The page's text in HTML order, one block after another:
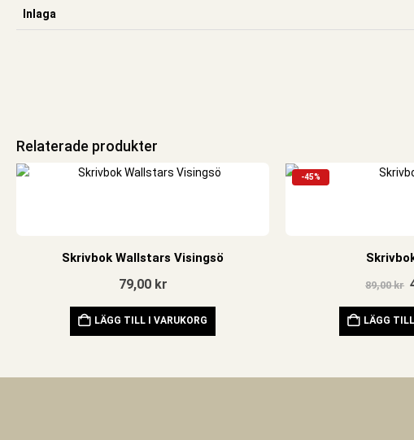
Inlaga
Relaterade produkter
Skrivbok Wallstars Visingsö
79,00 kr
LÄGG TILL I VARUKORG
-45%
89,00kr
LÄGG